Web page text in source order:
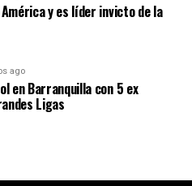
y es líder invicto de la
ago
en Barranquilla con 5 ex
Ligas